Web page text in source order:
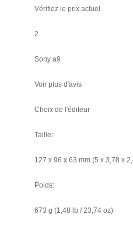
Vérifiez le prix actuel
2.
Sony a9
Voir plus d'avis
Choix de l'éditeur
Taille:
127 x 96 x 63 mm (5 x 3,78 x
Poids:
673 g (1,48 lb / 23,74 oz)